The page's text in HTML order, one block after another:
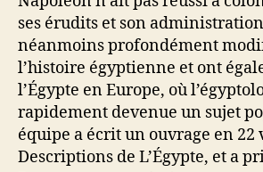
ses érudits et son
néanmoins profondément
l’histoire égyptienne et ont
l’Égypte en Europe, où
rapidement devenue un sujet
équipe a écrit un ouvrage en 22
Descriptions de L’Égypte, et a